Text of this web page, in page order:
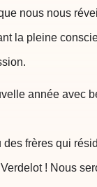
nous nous
la pleine
année avec
frères qui
! Nous